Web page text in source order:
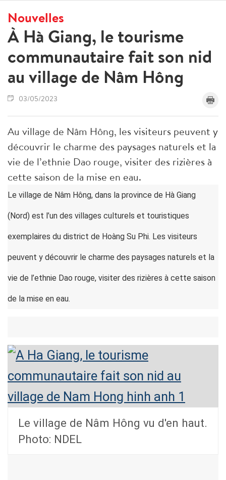
Nouvelles
À Hà Giang, le tourisme
communautaire fait son nid
au village de Nâm Hông
03/05/2023
Au village de Nâm Hông, les visiteurs peuvent y
découvrir le charme des paysages naturels et la
vie de l’ethnie Dao rouge, visiter des rizières à
cette saison de la mise en eau.
Le village de Nâm Hông, dans la province de Hà Giang
(Nord) est l’un des villages culturels et touristiques
exemplaires du district de Hoàng Su Phi. Les visiteurs
peuvent y découvrir le charme des paysages naturels et la
vie de l’ethnie Dao rouge, visiter des rizières à cette saison
de la mise en eau.
Le village de Nâm Hông vu d'en haut.
Photo: NDEL